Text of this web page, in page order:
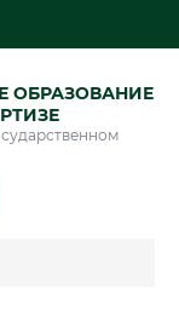
ОБРАЗОВАНИЕ